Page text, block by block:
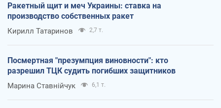
Ракетный щит и меч Украины: ставка на
производство собственных ракет
Кирилл Татаринов 2,7 т.
Посмертная "презумпция виновности": кто
разрешил ТЦК судить погибших защитников
Марина Ставнійчук 6,1 т.